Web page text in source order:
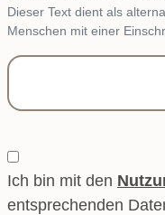
Dieser Text dient als
Menschen mit einer
Ich bin mit den
entsprechenden